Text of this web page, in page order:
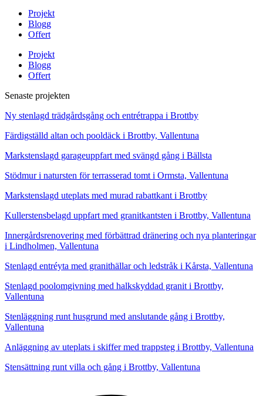
Projekt
Blogg
Offert
Projekt
Blogg
Offert
Senaste projekten
Ny stenlagd trädgårdsgång och entrétrappa i Brottby
Färdigställd altan och pooldäck i Brottby, Vallentuna
Markstenslagd garageuppfart med svängd gång i Bällsta
Stödmur i natursten för terrasserad tomt i Ormsta, Vallentuna
Markstenslagd uteplats med murad rabattkant i Brottby
Kullerstensbelagd uppfart med granitkantsten i Brottby, Vallentuna
Innergårdsrenovering med förbättrad dränering och nya planteringar
i Lindholmen, Vallentuna
Stenlagd entréyta med granithällar och ledstråk i Kårsta, Vallentuna
Stenlagd poolomgivning med halkskyddad granit i Brottby,
Vallentuna
Stenläggning runt husgrund med anslutande gång i Brottby,
Vallentuna
Anläggning av uteplats i skiffer med trappsteg i Brottby, Vallentuna
Stensättning runt villa och gång i Brottby, Vallentuna